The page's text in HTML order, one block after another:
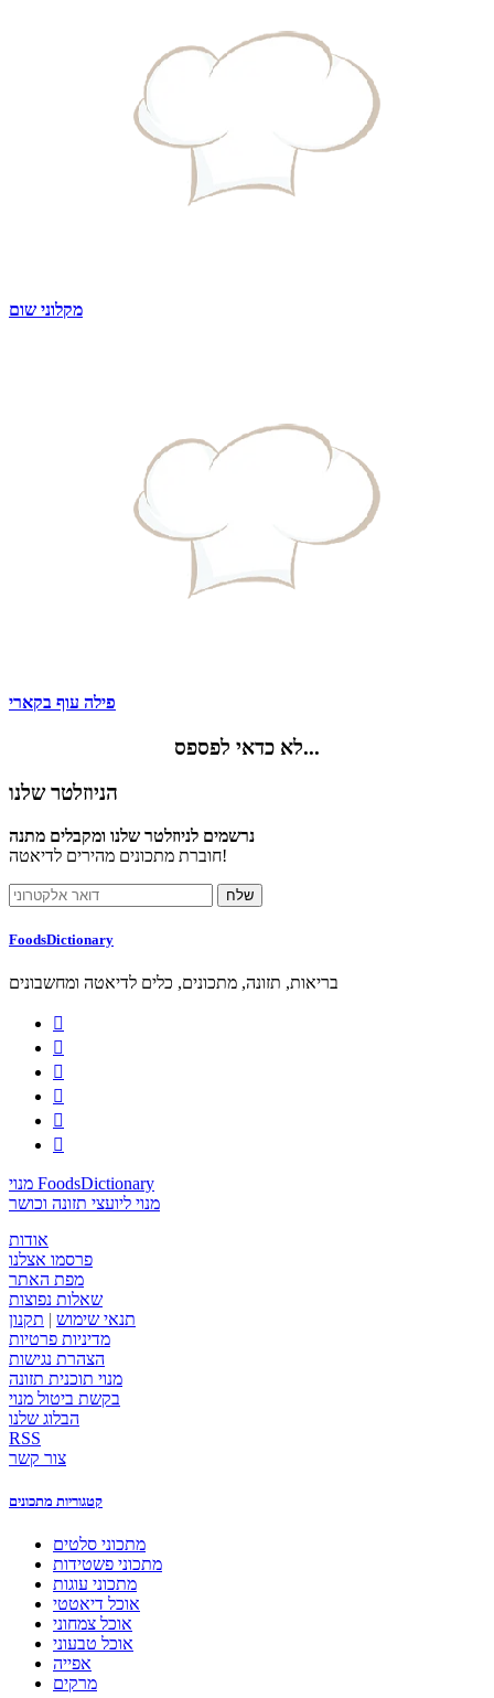
מקלוני שום
פילה עוף בקארי
לא כדאי לפספס...
הניוזלטר שלנו
נרשמים לניוזלטר שלנו ומקבלים מתנה
חוברת מתכונים מהירים לדיאטה!
FoodsDictionary
בריאות, תזונה, מתכונים, כלים לדיאטה ומחשבונים






מנוי FoodsDictionary
מנוי ליועצי תזונה וכושר
אודות
פרסמו אצלנו
מפת האתר
שאלות נפוצות
תנאי שימוש | תקנון
מדיניות פרטיות
הצהרת נגישות
מנוי תוכנית תזונה
בקשת ביטול מנוי
הבלוג שלנו
RSS
צור קשר
קטגוריות מתכונים
מתכוני סלטים
מתכוני פשטידות
מתכוני עוגות
אוכל דיאטטי
אוכל צמחוני
אוכל טבעוני
אפייה
מרקים